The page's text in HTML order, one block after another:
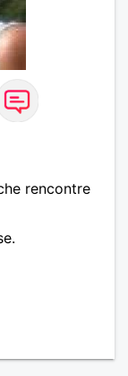
rencontre